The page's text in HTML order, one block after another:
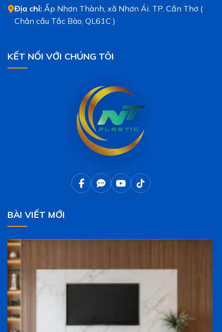
Địa chỉ: Ấp Nhơn Thành, xã Nhơn Ái. TP. Cần Thơ (
Chân cầu Tắc Bào, QL61C )
KẾT NỐI VỚI CHÚNG TÔI
BÀI VIẾT MỚI